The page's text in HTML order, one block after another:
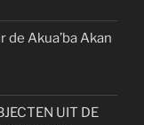
de Akua’ba Akan
UIT DE